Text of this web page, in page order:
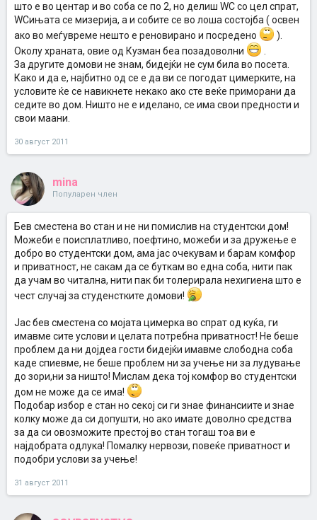
што е во центар и во соба се по 2, но делиш WC со цел спрат,
WCињата се мизерија, а и собите се во лоша состојба ( освен
ако во меѓувреме нешто е реновирано и посредено
).
Околу храната, овие од Кузман беа позадоволни
За другите домови не знам, бидејќи не сум била во посета.
Како и да е, најбитно од се е да ви се погодат цимерките, на
условите ќе се навикнете некако ако сте веќе приморани да
седите во дом. Ништо не е иделано, се има свои предности и
свои маани.
30 август 2011
mina
Популарен член
Бев сместена во стан и не ни помислив на студентски дом!
Можеби е поисплатливо, поефтино, можеби и за дружење е
добро во студентски дом, ама јас очекувам и барам комфор
и приватност, не сакам да се буткам во една соба, нити пак
да учам во читална, нити пак би толерирала нехигиена што е
чест случај за студенстките домови!
Јас бев сместена со мојата цимерка во спрат од куќа, ги
имавме сите услови и целата потребна приватност! Не беше
проблем да ни дојдеа гости бидејќи имавме слободна соба
каде спиевме, не беше проблем ни за учење ни за лудување
до зори,ни за ништо! Мислам дека тој комфор во студентски
дом не може да се има!
Подобар избор е стан но секој си ги знае финансиите и знае
колку може да си допушти, но ако имате доволно средства
за да си овозможите престој во стан тогаш тоа ви е
најдобрата одлука! Помалку нервози, повеќе приватност и
подобри услови за учење!
31 август 2011